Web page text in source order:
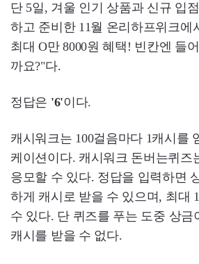
단 5일, 겨울 인기 상품과 신규 입
하고 준비한 11월 온리하프위크에
최대 O만 8000원 혜택! 빈칸엔 들
까요?"다.
정답은 '6'이다.
캐시워크는 100걸음마다 1캐시를
케이션이다. 캐시워크 돈버는퀴즈
응모할 수 있다. 정답을 입력하면
하게 캐시로 받을 수 있으며, 최대
수 있다. 단 퀴즈를 푸는 도중 상금
캐시를 받을 수 없다.